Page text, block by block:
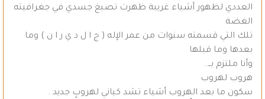
العددي لظهور أشياء غريبة ظهرت تصبغ جسدي في جغرافيته
الغضة
تلك التي قسمته سنوات من عمر الإله ( ج ا ل د ي ر ا ن ) وما
بعدها وما قبلها
وأنا ملتزم بــ..
هروب لهروب
سكون ما بعد الهروب أشياء تشد كياني لهروبٍ جديد .